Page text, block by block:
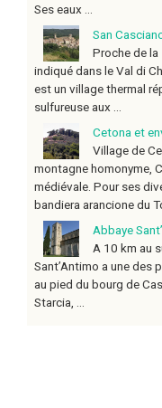
Ses eaux ...
San
Proche de la
indiqué dans le Val di
est un village thermal
sulfureuse aux ...
Cetona et
Village de
montagne homonyme,
médiévale. Pour ses
bandiera arancione du
Abbaye
A 10 km au
Sant’Antimo a une des
au pied du bourg de
Starcia, ...